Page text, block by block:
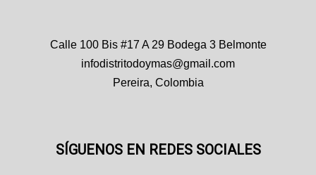
Calle 100 Bis #17 A 29 Bodega 3 Belmonte
infodistritodoymas@gmail.com
Pereira, Colombia
SÍGUENOS EN REDES SOCIALES